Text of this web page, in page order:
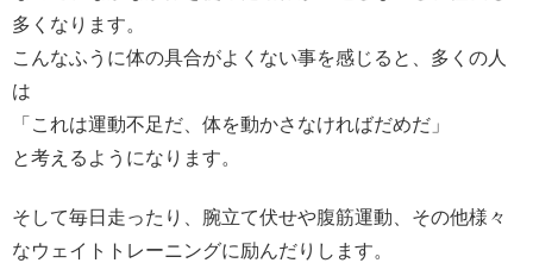
多くなります。
こんなふうに体の具合がよくない事を感じると、多くの人
は
「これは運動不足だ、体を動かさなければだめだ」
と考えるようになります。
そして毎日走ったり、腕立て伏せや腹筋運動、その他様々
なウェイトトレーニングに励んだりします。